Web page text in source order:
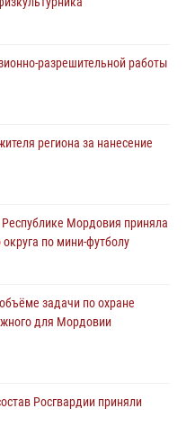
разрешительной работы
региона за нанесение
Мордовия приняла
по мини-футболу
задачи по охране
для Мордовии
Росгвардии приняли